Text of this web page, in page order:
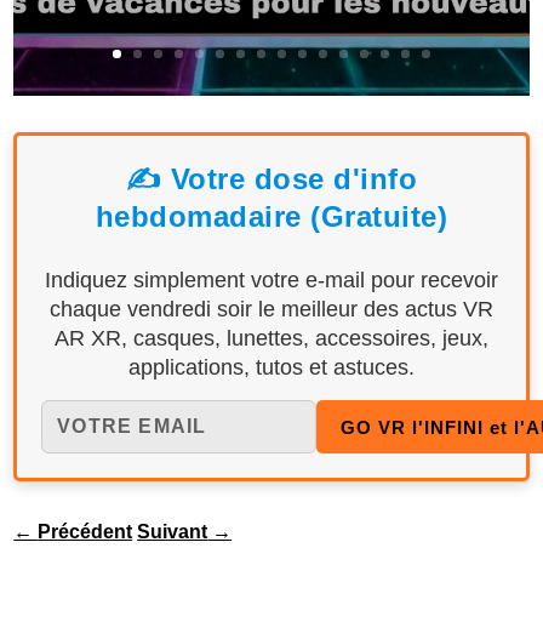
✍️ Votre dose d'info
hebdomadaire (Gratuite)
Indiquez simplement votre e-mail pour recevoir
chaque vendredi soir le meilleur des actus VR
AR XR, casques, lunettes, accessoires, jeux,
applications, tutos et astuces.
← Précédent Suivant →